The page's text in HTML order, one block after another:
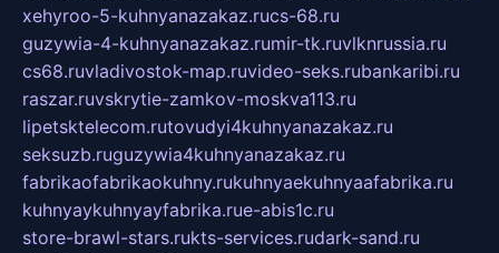
xehyroo-5-kuhnyanazakaz.rucs-68.ru
guzywia-4-kuhnyanazakaz.rumir-tk.ruvlknrussia.ru
cs68.ruvladivostok-map.ruvideo-seks.rubankaribi.ru
raszar.ruvskrytie-zamkov-moskva113.ru
lipetsktelecom.rutovudyi4kuhnyanazakaz.ru
seksuzb.ruguzywia4kuhnyanazakaz.ru
fabrikaofabrikaokuhny.rukuhnyaekuhnyaafabrika.ru
kuhnyaykuhnyayfabrika.rue-abis1c.ru
store-brawl-stars.rukts-services.rudark-sand.ru